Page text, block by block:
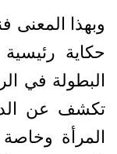
وبهذا المعنى
حكاية
البطولة في
تكشف عن
المرأة